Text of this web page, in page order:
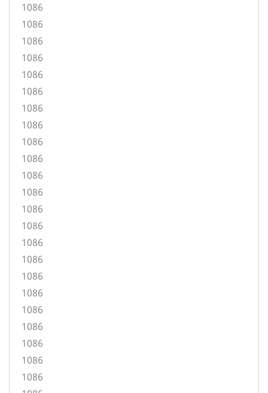
1086
1086
1086
1086
1086
1086
1086
1086
1086
1086
1086
1086
1086
1086
1086
1086
1086
1086
1086
1086
1086
1086
1086